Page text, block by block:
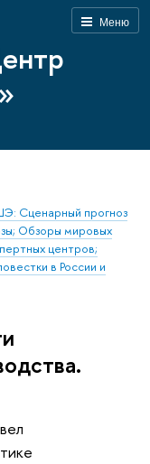
Меню
Сценарный прогноз
Обзоры мировых
центров;
в России и